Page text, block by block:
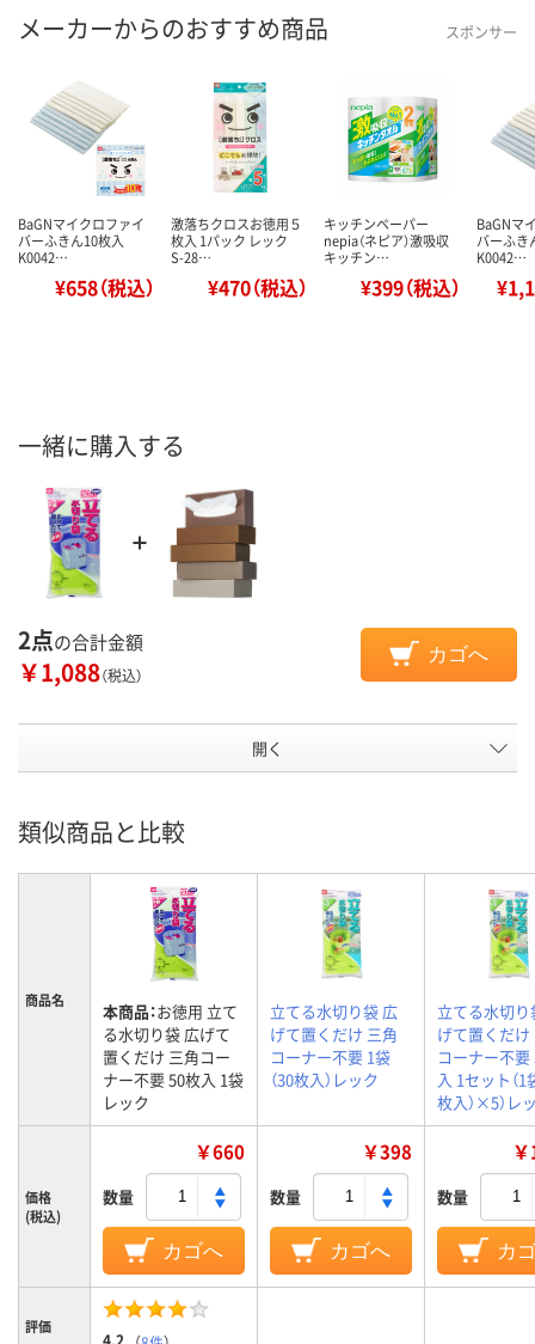
メーカーからのおすすめ商品 スポンサー
BaGNマイクロファイ
バーふきん10枚入
K0042…
¥658（税込）
激落ちクロスお徳用５
枚入 1パック レック
S-28…
¥470（税込）
キッチンペーパー
nepia（ネピア）激吸収
キッチン…
¥399（税込）
BaGNマ
バーふき
K0042…
一緒に購入する
2点の合計金額
￥1,088（税込）
カゴへ
開く
類似商品と比較
商品名 本商品：お徳用 立て
る水切り袋 広げて
置くだけ 三角コー
ナー不要 50枚入 1袋
レック
立てる水切り袋 広
げて置くだけ 三角
コーナー不要 1袋
（30枚入）レック
立てる水切り
げて置くだけ
コーナー不要
入 1セット（1
枚入）×5）レ
価格
(税込)
￥660
数量
カゴへ
￥398
数量
カゴへ
数量
カ
評価